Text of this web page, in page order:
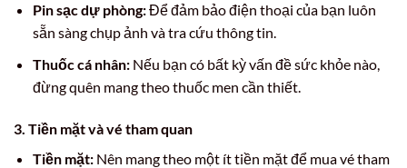
Pin sạc dự phòng:Để đảm bảo điện thoại của bạn luôn
sẵn sàng chụp ảnh và tra cứu thông tin.
Thuốc cá nhân:Nếu bạn có bất kỳ vấn đề sức khỏe nào,
đừng quên mang theo thuốc men cần thiết.
3. Tiền mặt và vé tham quan
Tiền mặt:Nên mang theo một ít tiền mặt để mua vé tham